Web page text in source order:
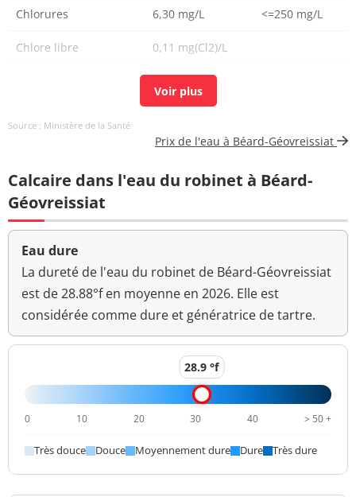
Chlorures 6,30 mg/L <=250 mg/L
Chlore libre 0,11 mg(Cl2)/L
0,14 mg(Cl2)/L
mg/L ClO2
total
0,79 mg(C)/L <=2 mg(C)/L
Bactéries coliformes
/100ml-MS
Bact. aér. revivifiables
à 22°-68h
Bact. aér. revivifiables
<1 n/mL
7,9 mg(Mg)/L
Source : Ministère de la Santé
Prix de l'eau à Béard-Géovreissiat
Calcaire dans l'eau du robinet à Béard-
Géovreissiat
Eau dure
La dureté de l'eau du robinet de Béard-Géovreissiat
est de 28.88°f en moyenne en 2026. Elle est
considérée comme dure et génératrice de tartre.
28.9 °f
0 10 20 30 40 > 50 +
Très douce Douce Moyennement dure Dure Très dure